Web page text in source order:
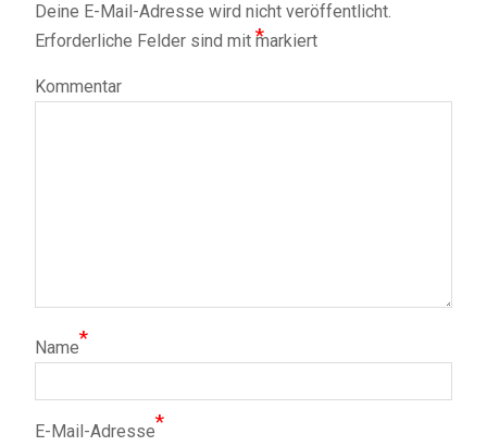
Deine E-Mail-Adresse wird nicht veröffentlicht.
Erforderliche Felder sind mit *
markiert
Kommentar
Name*
E-Mail-Adresse*